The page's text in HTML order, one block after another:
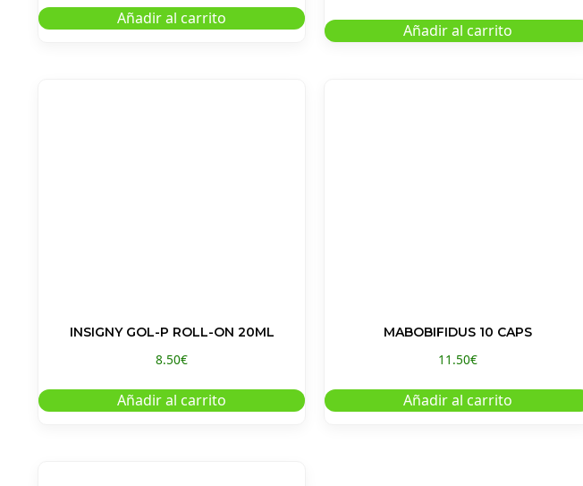
Añadir al carrito
Añadir al carrito
INSIGNY GOL-P ROLL-ON 20ML
8.50€
Añadir al carrito
MABOBIFIDUS 10 CAPS
11.50€
Añadir al carrito